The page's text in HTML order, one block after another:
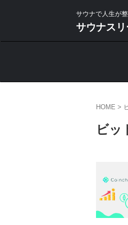
サウナで人生が
サウナス
HOME >
ビッ